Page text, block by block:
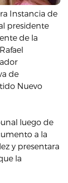
Instancia de
presidente
de la
de
Nuevo
luego de
a la
y presentara
la